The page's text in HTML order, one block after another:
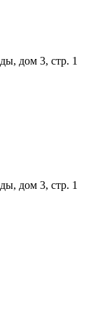
дом 3, стр. 1
дом 3, стр. 1